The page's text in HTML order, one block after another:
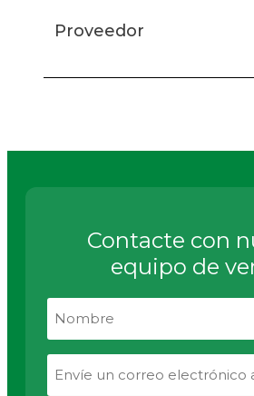
Proveedor
Contacte con
equipo de
Nombre
Envíe
un